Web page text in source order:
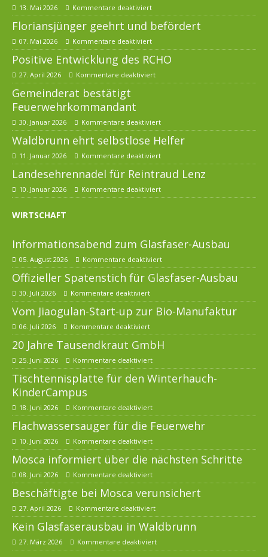
13. Mai 2026 Kommentare deaktiviert
Floriansjünger geehrt und befördert
07. Mai 2026 Kommentare deaktiviert
Positive Entwicklung des RCHO
27. April 2026 Kommentare deaktiviert
Gemeinderat bestätigt
Feuerwehrkommandant
30. Januar 2026 Kommentare deaktiviert
Waldbrunn ehrt selbstlose Helfer
11. Januar 2026 Kommentare deaktiviert
Landesehrennadel für Reintraud Lenz
10. Januar 2026 Kommentare deaktiviert
WIRTSCHAFT
Informationsabend zum Glasfaser-Ausbau
05. August 2026 Kommentare deaktiviert
Offizieller Spatenstich für Glasfaser-Ausbau
30. Juli 2026 Kommentare deaktiviert
Vom Jiaogulan-Start-up zur Bio-Manufaktur
06. Juli 2026 Kommentare deaktiviert
20 Jahre Tausendkraut GmbH
25. Juni 2026 Kommentare deaktiviert
Tischtennisplatte für den Winterhauch-
KinderCampus
18. Juni 2026 Kommentare deaktiviert
Flachwassersauger für die Feuerwehr
10. Juni 2026 Kommentare deaktiviert
Mosca informiert über die nächsten Schritte
08. Juni 2026 Kommentare deaktiviert
Beschäftigte bei Mosca verunsichert
27. April 2026 Kommentare deaktiviert
Kein Glasfaserausbau in Waldbrunn
27. März 2026 Kommentare deaktiviert